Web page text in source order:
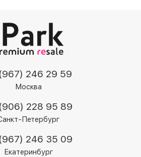
фонарика и прочих функций.
стандарту IP68 — смартфон
себя погружаться на глубину
246 29 59
Москва
228 95 89
Петербург
246 35 09
Екатеринбург